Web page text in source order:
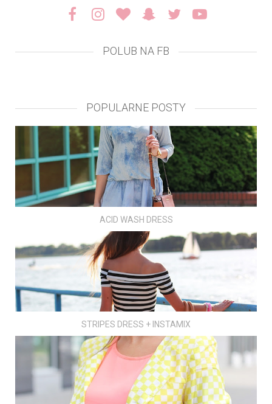
POLUB NA FB
POPULARNE POSTY
ACID WASH DRESS
STRIPES DRESS + INSTAMIX